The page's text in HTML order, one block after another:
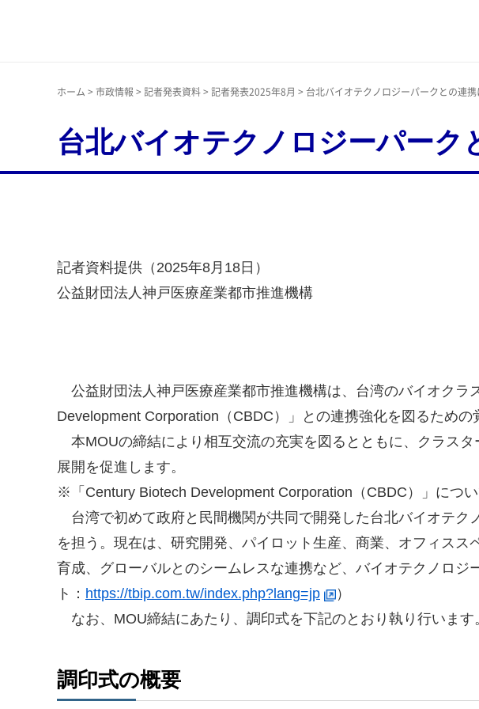
ホーム > 市政情報 > 記者発表資料> 記者発表2025年8月 > 台北バイオテクノロジーパークとの連
台北バイオテクノロジーパーク
記者資料提供（2025年8月18日）
公益財団法人神戸医療産業都市推進機構
公益財団法人神戸医療産業都市推進機構は、台湾のバイオクラ
Development Corporation（CBDC）」との連携強化を図るため
本MOUの締結により相互交流の充実を図るとともに、クラス
展開を促進します。
※「Century Biotech Development Corporation（CBDC）」につ
台湾で初めて政府と民間機関が共同で開発した台北バイオテク
を担う。現在は、研究開発、パイロット生産、商業、オフィス
育成、グローバルとのシームレスな連携など、バイオテクノロ
ト： https://tbip.com.tw/index.php?lang=jp
）
なお、MOU締結にあたり、調印式を下記のとおり執り行います
調印式の概要